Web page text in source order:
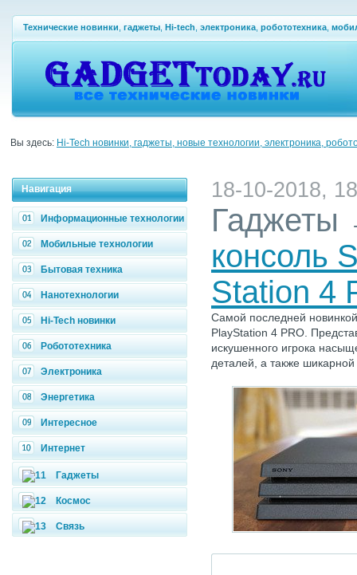
Технические новинки гаджеты Hi-tech электроника робототехника
Вы здесь: Hi-Tech новинки, гаджеты, новые технологии, электроника,
Навигация
Информационные технологии
Мобильные технологии
Бытовая техника
Нанотехнологии
Hi-Tech новинки
Робототехника
Электроника
Энергетика
Интересное
Интернет
Гаджеты
Космос
Связь
18-10-2018,
Гаджеты
консоль
Station 4
Самой последней
PlayStation 4 PRO.
искушенного игрока
деталей, а также